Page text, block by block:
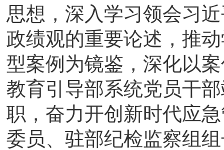
思想，深入学习领会习
政绩观的重要论述，推
型案例为镜鉴，深化以
教育引导部系统党员干
职，奋力开创新时代应
委员、驻部纪检监察组